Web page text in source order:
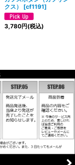
クス）
[cf1191]
3,780円(税込)